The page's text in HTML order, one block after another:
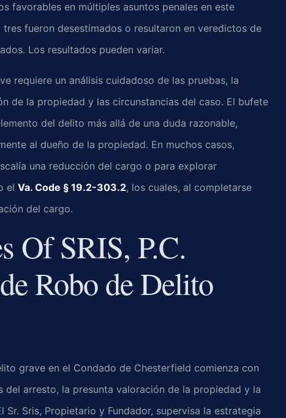
favorables en múltiples asuntos penales en este
fueron desestimados o resultaron en veredictos de
Los resultados pueden variar.
requiere un análisis cuidadoso de las pruebas, la
de la propiedad y las circunstancias del caso. El bufete
del delito más allá de una duda razonable,
al dueño de la propiedad. En muchos casos,
una reducción del cargo o para explorar
el Va. Code § 19.2-303.2, los cuales, al completarse
del cargo.
Of SRIS, P.C.
Robo de Delito
grave en el Condado de Chesterfield comienza con
del arresto, la presunta valoración de la propiedad y la
Sris, Propietario y Fundador, supervisa la estrategia